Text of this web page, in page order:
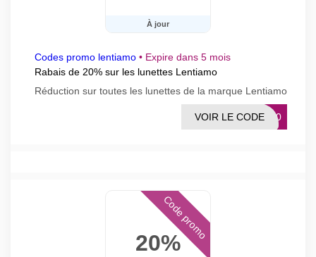
À jour
Codes promo lentiamo • Expire dans 5 mois
Rabais de 20% sur les lunettes Lentiamo
Réduction sur toutes les lunettes de la marque Lentiamo
ES20
VOIR LE CODE
20%
Code promo